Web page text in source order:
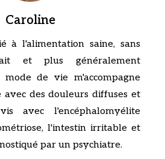
Caroline
à l'alimentation saine, sans
et plus généralement
mode de vie m'accompagne
des douleurs diffuses et
avec l'encéphalomyélite
l'intestin irritable et
par un psychiatre.